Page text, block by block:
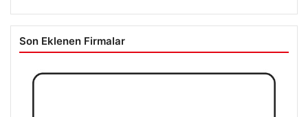
Son Eklenen Firmalar